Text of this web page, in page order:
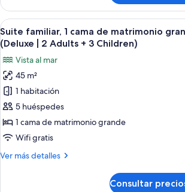
al
mar
(Deluxe
2
Adults
+
2
Children)
familiar,
cama
de
matrimonio
grande,
vistas
al
mar
(Deluxe
2
Adults
2
Abrir
todas
las
fotos
de
Suite
familiar,
1
cama
matrimonio
Una
7
Suite familiar, 1 cama de matrimonio
(Deluxe | 2 Adults + 3 Children)
Vista al mar
45 m²
1 habitación
5 huéspedes
1 cama de matrimonio grande
Wifi gratis
Ver más detalles
Más
Consultar